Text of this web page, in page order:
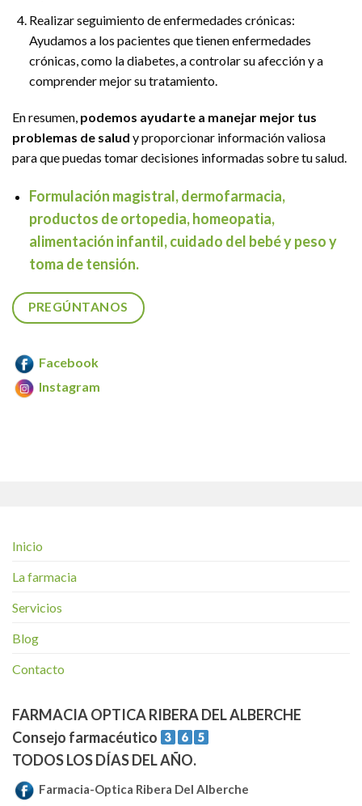
Realizar seguimiento de enfermedades crónicas:
Ayudamos a los pacientes que tienen enfermedades
crónicas, como la diabetes, a controlar su afección y a
comprender mejor su tratamiento.
En resumen, podemos ayudarte a manejar mejor tus
problemas de salud y proporcionar información valiosa
para que puedas tomar decisiones informadas sobre tu salud.
Formulación magistral, dermofarmacia,
productos de ortopedia, homeopatia,
alimentación infantil, cuidado del bebé y peso y
toma de tensión.
PREGÚNTANOS
Facebook
Instagram
Inicio
La farmacia
Servicios
Blog
Contacto
FARMACIA OPTICA RIBERA DEL ALBERCHE
Consejo farmacéutico
TODOS LOS DÍAS DEL AÑO.
Farmacia-Optica Ribera Del Alberche